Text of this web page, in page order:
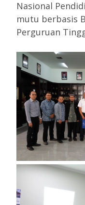
Nasional
mutu berbasis
Perguruan